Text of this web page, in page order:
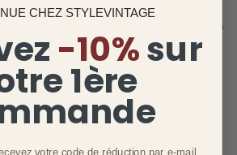
X (taille marquée)
années 40-50 sont idéales, à condition
légèrement évasées.
volume.
fine, coton épais ou viscose offrent un
CHEZ STYLEVINTAGE
-10%sur
1ère
votre code de réduction par e-mail,